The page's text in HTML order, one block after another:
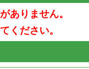
ありません。
ください。